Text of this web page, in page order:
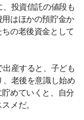
投資信託の値段も
はほかの預貯金か
の老後資金として
産すると、子ども
老後を意識し始め
めていくと、自分
メだ。